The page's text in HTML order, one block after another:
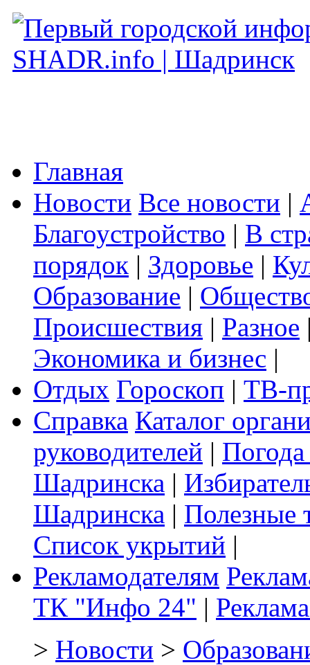
Главная
Новости Все новости |
Благоустройство | В
порядок | Здоровье |
Образование |
Происшествия | Разное
Экономика и бизнес |
Отдых Гороскоп | ТВ-
Справка Каталог
руководителей |
Шадринска |
Шадринска | Полезные
Список укрытий |
Рекламодателям
ТК "Инфо 24" |
> Новости >